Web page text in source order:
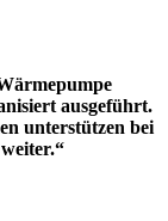
ausgeführt.
unterstützen bei